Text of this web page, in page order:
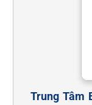
Trung Tâm